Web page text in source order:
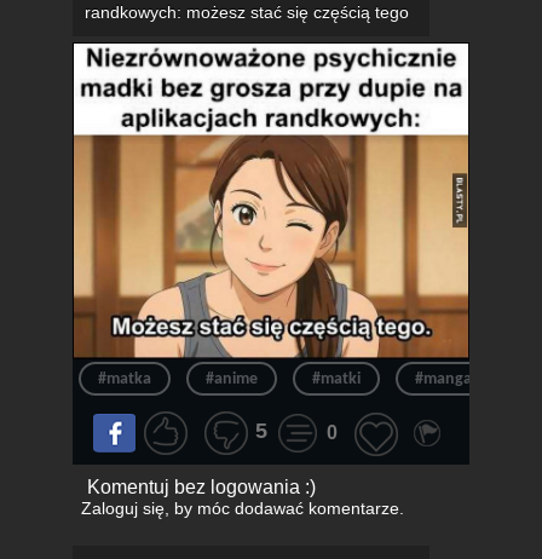
randkowych: możesz stać się częścią tego
#matka #anime #matki #manga
5 0
Komentuj bez logowania :)
Zaloguj się, by móc dodawać komentarze.